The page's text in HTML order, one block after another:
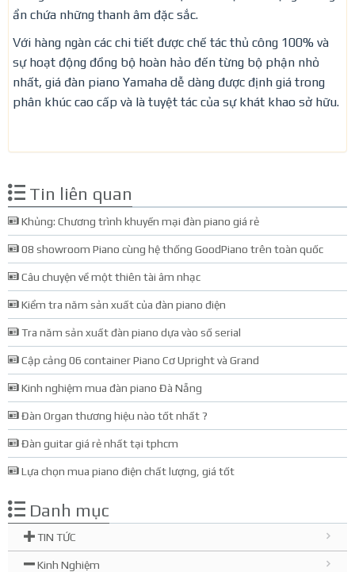
ẩn chứa những thanh âm đặc sắc.
Với hàng ngàn các chi tiết được chế tác thủ công 100% và
sự hoạt động đồng bộ hoàn hảo đến từng bộ phận nhỏ
nhất, giá đàn piano Yamaha dễ dàng được định giá trong
phân khúc cao cấp và là tuyệt tác của sự khát khao sở hữu.
Tin liên quan
Khủng: Chương trình khuyến mại đàn piano giá rẻ
08 showroom Piano cùng hệ thống GoodPiano trên toàn quốc
Câu chuyện về một thiên tài âm nhạc
Kiểm tra năm sản xuất của đàn piano điện
Tra năm sản xuất đàn piano dựa vào số serial
Cập cảng 06 container Piano Cơ Upright và Grand
Kinh nghiệm mua đàn piano Đà Nẵng
Đàn Organ thương hiệu nào tốt nhất ?
Đàn guitar giá rẻ nhất tại tphcm
Lựa chọn mua piano điện chất lượng, giá tốt
Danh mục
TIN TỨC
Kinh Nghiệm